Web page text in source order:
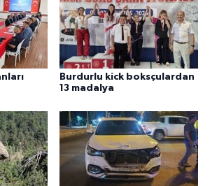
Burdurlu kick boksçulardan
13 madalya